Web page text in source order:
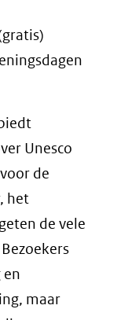
Unesco
de
het
de vele
en
maar